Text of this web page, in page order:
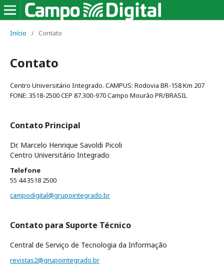
Início / Contato
Contato
Centro Universitário Integrado. CAMPUS: Rodovia BR-158 Km 207
FONE: 3518-2500 CEP 87.300-970 Campo Mourão PR/BRASIL
Contato Principal
Dr. Marcelo Henrique Savoldi Picoli
Centro Universitário Integrado
Telefone
55 44 3518 2500
campodigital@grupointegrado.br
Contato para Suporte Técnico
Central de Serviço de Tecnologia da Informação
revistas2@grupointegrado.br